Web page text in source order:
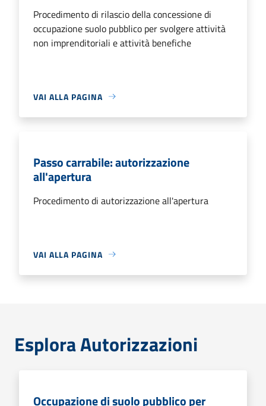
Procedimento di rilascio della concessione di
occupazione suolo pubblico per svolgere attività
non imprenditoriali e attività benefiche
VAI ALLA PAGINA
Passo carrabile: autorizzazione
all'apertura
Procedimento di autorizzazione all'apertura
VAI ALLA PAGINA
Esplora Autorizzazioni
Occupazione di suolo pubblico per